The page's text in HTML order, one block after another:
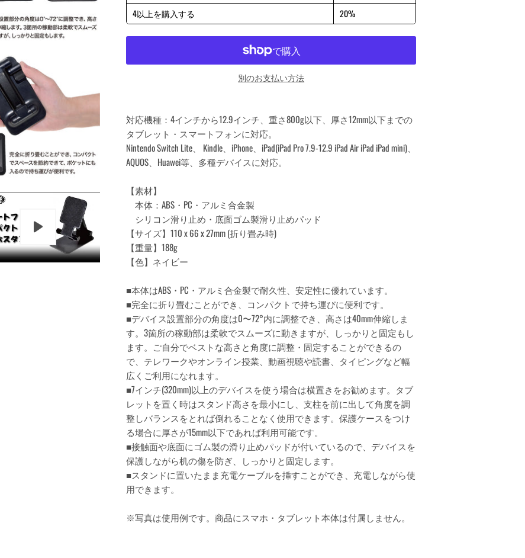
4以上を購入する
20%
別のお支払い方法
対応機種：4インチから12.9インチ、重さ800g以下、厚さ12mm以下までの
タブレット・スマートフォンに対応。
Nintendo Switch Lite、 Kindle、iPhone、iPad(iPad Pro 7.9-12.9 iPad Air iPad iPad mini)、
AQUOS、Huawei等、多種デバイスに対応。
【素材】
本体：ABS・PC・アルミ合金製
シリコン滑り止め・底面ゴム製滑り止めパッド
【サイズ】110 x 66 x 27mm (折り畳み時)
【重量】188g
【色】ネイビー
■本体はABS・PC・アルミ合金製で耐久性、安定性に優れています。
■完全に折り畳むことができ、コンパクトで持ち運びに便利です。
■デバイス設置部分の角度は0〜72°内に調整でき、高さは40mm伸縮しま
す。3箇所の稼動部は柔軟でスムーズに動きますが、しっかりと固定もし
ます。ご自分でベストな高さと角度に調整・固定することができるの
で、テレワークやオンライン授業、動画視聴や読書、タイピングなど幅
広くご利用になれます。
■7インチ(320mm)以上のデバイスを使う場合は横置きをお勧めます。タブ
レットを置く時はスタンド高さを最小にし、支柱を前に出して角度を調
整しバランスをとれば倒れることなく使用できます。保護ケースをつけ
る場合に厚さが15mm以下であれば利用可能です。
■接触面や底面にゴム製の滑り止めパッドが付いているので、デバイスを
保護しながら机の傷を防ぎ、しっかりと固定します。
■スタンドに置いたまま充電ケーブルを挿すことができ、充電しながら使
用できます。
※写真は使用例です。商品にスマホ・タブレット本体は付属しません。